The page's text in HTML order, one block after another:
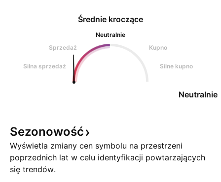
Średnie kroczące
Neutralnie
Sprzedaż
Kupno
Silna sprzedaż Silne kupno
Neutralnie
Sezonowość
Wyświetla zmiany cen symbolu na przestrzeni
poprzednich lat w celu identyfikacji powtarzających
się trendów.